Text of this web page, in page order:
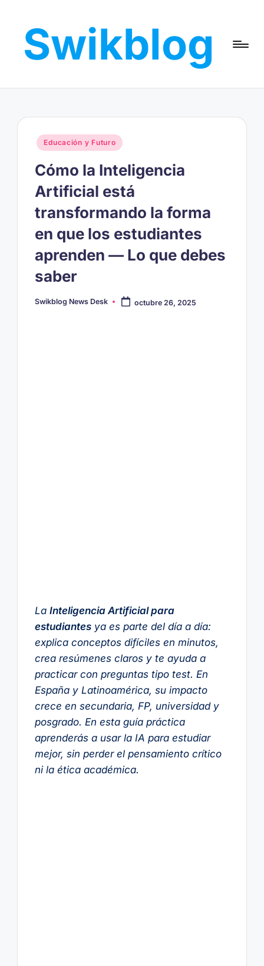
contenidoSwikblog
Read,
World
with
Publicado
en
Educación y Futuro
Cómo la Inteligencia
Artificial está
transformando la forma
en que los estudiantes
aprenden — Lo que debes
saber
Publicado
Swikblog News Desk octubre 26, 2025
La Inteligencia Artificial para
estudiantesya es parte del día a día:
explica conceptos difíciles en minutos,
crea resúmenes claros y te ayuda a
practicar con preguntas tipo test. En
España y Latinoamérica, su impacto
crece en secundaria, FP, universidad y
posgrado. En esta guía práctica
aprenderás a usar la IA para estudiar
mejor, sin perder el pensamiento crítico
ni la ética académica.